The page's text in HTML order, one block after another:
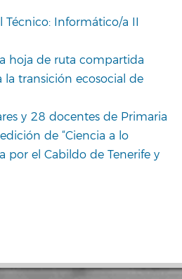
Técnico: Informático/a II
hoja de ruta compartida
la transición ecosocial de
y 28 docentes de Primaria
de “Ciencia a lo
por el Cabildo de Tenerife y